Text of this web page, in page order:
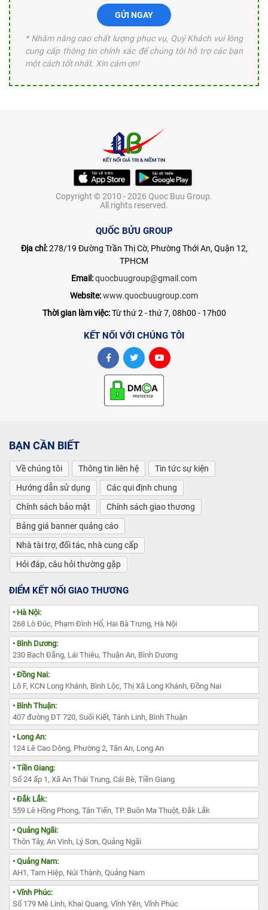
GỬI NGAY
* Nhằm nâng cao chất lượng phục vụ, Quý Khách vui lòng
cung cấp thông tin chính xác để chúng tôi hỗ trợ các bạn
một cách tốt nhất. Xin cám ơn!
Copyright © 2010 - 2026 Quoc Buu Group.
All rights reserved.
QUỐC BỬU GROUP
Địa chỉ:278/19 Đường Trần Thị Cờ, Phường Thới An, Quận 12,
TPHCM
Email:quocbuugroup@gmail.com
Website:www.quocbuugroup.com
Thời gian làm việc:Từ thứ 2 - thứ 7, 08h00 - 17h00
KẾT NỐI VỚI CHÚNG TÔI
BẠN CẦN BIẾT
Về chúng tôi Thông tin liên hệ
Tin tức sự kiện
Hướng dẫn sử dụng
Các qui định chung
Chính sách bảo mật
Chính sách giao thương
Bảng giá banner quảng cáo
Nhà tài trợ, đối tác, nhà cung cấp
Hỏi đáp, câu hỏi thường gặp
ĐIỂM KẾT NỐI GIAO THƯƠNG
• Hà Nội:
268 Lò Đúc, Phạm Đình Hổ, Hai Bà Trưng, Hà Nội
• Bình Dương:
230 Bạch Đằng, Lái Thiêu, Thuận An, Bình Dương
• Đồng Nai:
Lô F, KCN Long Khánh, Bình Lộc, Thị Xã Long Khánh, Đồng Nai
• Bình Thuận:
407 đường DT 720, Suối Kiết, Tánh Linh, Bình Thuận
• Long An:
124 Lê Cao Dòng, Phường 2, Tân An, Long An
• Tiền Giang:
Số 24 ấp 1, Xã An Thái Trung, Cái Bè, Tiền Giang
• Đắk Lắk:
559 Lê Hồng Phong, Tân Tiến, TP. Buôn Ma Thuột, Đắk Lắk
• Quảng Ngãi:
Thôn Tây, An Vinh, Lý Sơn, Quảng Ngãi
• Quảng Nam:
AH1, Tam Hiệp, Núi Thành, Quảng Nam
• Vĩnh Phúc:
Số 179 Mê Linh, Khai Quang, Vĩnh Yên, Vĩnh Phúc